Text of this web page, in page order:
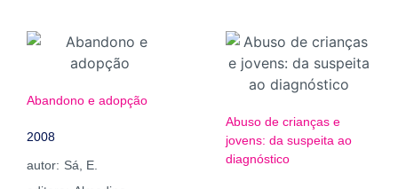
Abandono e adopção
2008
autor: Sá, E.
Abuso de crianças e
jovens: da suspeita ao
diagnóstico